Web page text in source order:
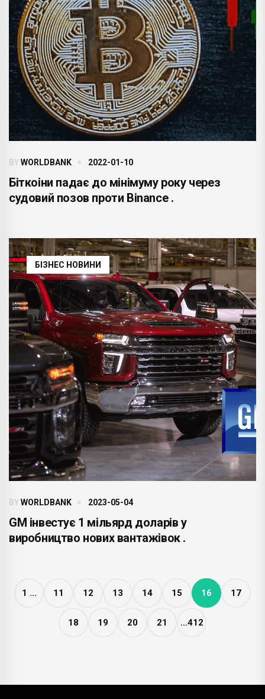
BYWORLDBANK 2022-01-10
Біткоіни падає до мінімуму року через
судовий позов проти Binance .
БІЗНЕС НОВИНИ
BYWORLDBANK 2023-05-04
GM інвестує 1 мільярд доларів у
виробництво нових вантажівок .
1 ... 11 12 13 14 15 16 17
18 19 20 21 ...412